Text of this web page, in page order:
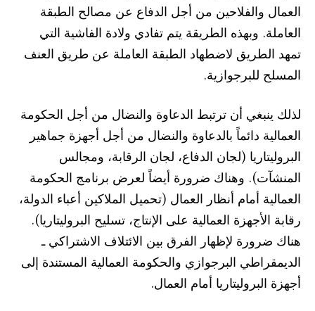
العمال والفلاحين من أجل الدفاع عن مصالح الطبقة
العاملة. وبهذه الطريقة يتم تفادي ولادة الفاشية التي
تمهد الطريق لاضطهاد الطبقة العاملة عن طريق العنف
المسلح للبرجوازية.
لذلك ينبغي أن ترتبط الدعاوة والنضال من أجل الحكومة
العمالية دائماً بالدعاوة والنضال من أجل أجهزة جماهير
البروليتاريا (لجان الدفاع، لجان الرقابة، ومجالس
المنشآت). وهناك ضرورة أيضاً لعرض برنامج الحكومة
العمالية أمام أنظار العمال (تحميل الملاكين أعباء الدولة،
رقابة الأجهزة العمالية على الإنتاج، تسليح البروليتاريا).
هناك ضرورة لإظهار الفرق بين الائتلاف الاشتراكي ـ
الديمقراطي البرجوازي والحكومة العمالية المستندة إلى
أجهزة البروليتاريا أمام العمال.